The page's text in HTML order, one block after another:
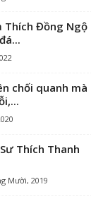
Đồng Ngộ
chối quanh mà
Thích Thanh
Mười, 2019